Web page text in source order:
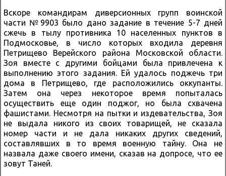
Вскоре командирам диверсионных групп воинской
части №9903 было дано задание в течение 5-7 дней
сжечь в тылу противника 10 населенных пунктов в
Подмосковье, в число которых входила деревня
Петрищево Верейского района Московской области.
Зоя вместе с другими бойцами была привлечена к
выполнению этого задания. Ей удалось поджечь три
дома в Петрищево, где расположились оккупанты.
Затем она через некоторое время попыталась
осуществить еще один поджог, но была схвачена
фашистами. Несмотря на пытки и издевательства, Зоя
не выдала никого из своих товарищей, не сказала
номер части и не дала никаких других сведений,
составлявших в то время военную тайну. Она не
назвала даже своего имени, сказав на допросе, что ее
зовут Таней.